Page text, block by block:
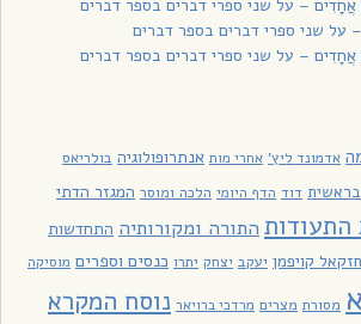
אֲחָדִים – על שני ספרי דברים בספר דברים
על שני ספרי דברים בספר דברים
אֲחָדִים – על שני ספרי דברים בספר דברים
אדמונד ליץ' אחרי מות אנתרופולוגיה בולריאס
בראשית דוד הדף היומי הלכה ומוסר המגזר הדתי
התורה ומקורותיה התחדשות
קויפמן יעקב יצחק יתרו כנסים וספרים מוסיקה
מסורת מצרים מרדכי ברויאר נוסח המקרא